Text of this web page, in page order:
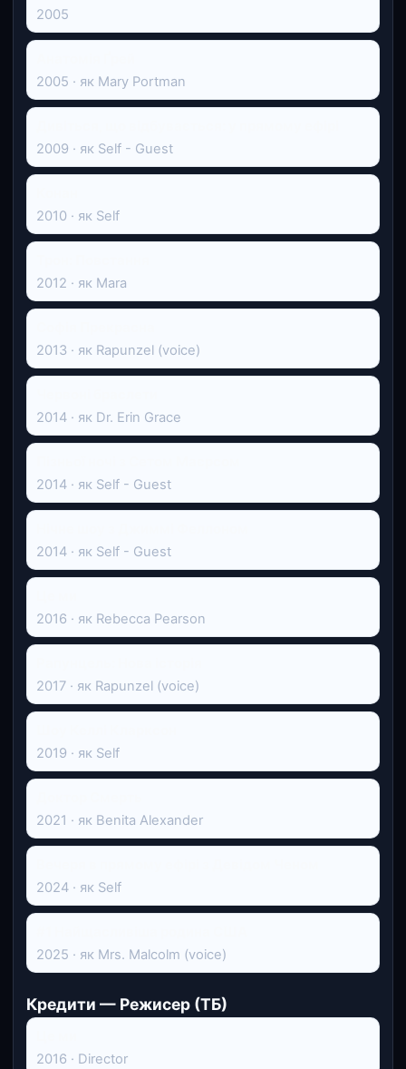
2005
2005 · як Mary Portman
2009 · як Self - Guest
2010 · як Self
2012 · як Mara
2013 · як Rapunzel (voice)
2014 · як Dr. Erin Grace
2014 · як Self - Guest
2014 · як Self - Guest
2016 · як Rebecca Pearson
2017 · як Rapunzel (voice)
2019 · як Self
2021 · як Benita Alexander
2024 · як Self
2025 · як Mrs. Malcolm (voice)
Кредити — Режисер (ТБ)
2016 · Director